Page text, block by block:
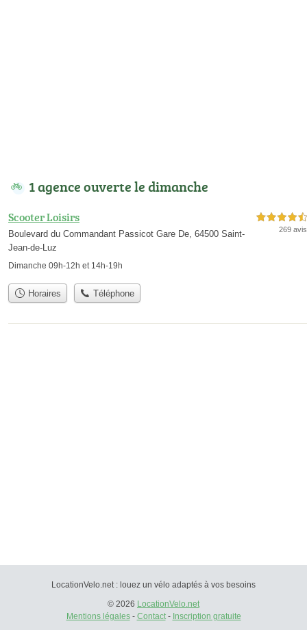
1 agence ouverte le dimanche
Scooter Loisirs
Boulevard du Commandant Passicot Gare De, 64500 Saint-
Jean-de-Luz
Dimanche 09h-12h et 14h-19h
4,5 étoiles sur 5
269 avis
Horaires Téléphone
LocationVelo.net : louez un vélo adaptés à vos besoins
© 2026 LocationVelo.net
Mentions légales- Contact- Inscription gratuite